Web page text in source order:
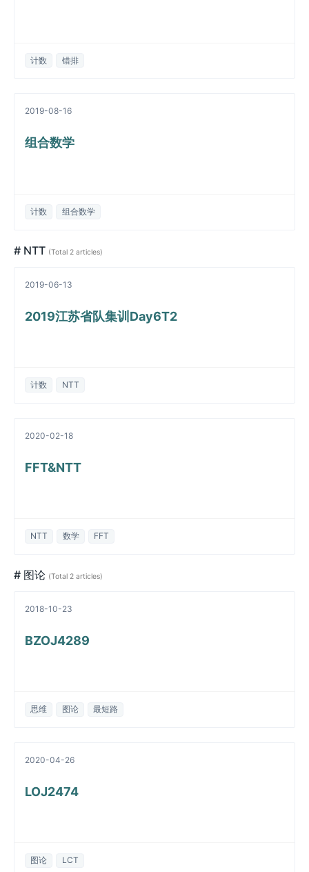
计数 错排
2019-08-16
组合数学
计数 组合数学
# NTT (Total 2 articles)
2019-06-13
2019江苏省队集训Day6T2
计数 NTT
2020-02-18
FFT&NTT
NTT 数学 FFT
# 图论 (Total 2 articles)
2018-10-23
BZOJ4289
思维 图论 最短路
2020-04-26
LOJ2474
图论 LCT